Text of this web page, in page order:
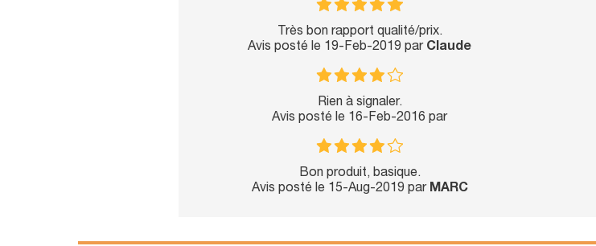
Très bon rapport qualité/prix.
Avis posté le 19-Feb-2019 par Claude
Rien à signaler.
Avis posté le 16-Feb-2016 par
Bon produit, basique.
Avis posté le 15-Aug-2019 par MARC